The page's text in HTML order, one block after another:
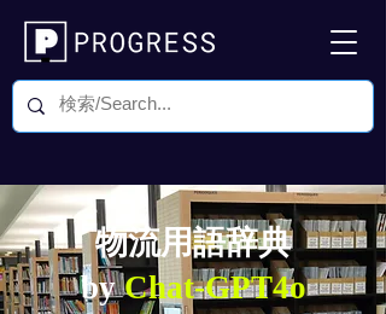
物流用語辞典
byChat-GPT4o